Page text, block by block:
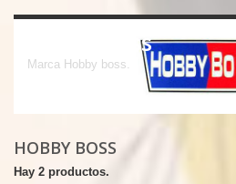
Hobby boss
Marca Hobby boss.
HOBBY BOSS
Hay 2 productos.